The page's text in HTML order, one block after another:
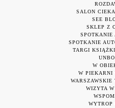
SALON
SEE
SKLEP Z
SPOTKANIE
SPOTKANIE
TARGI
W
W PIEKARNI
WIZYTA
WYTROP